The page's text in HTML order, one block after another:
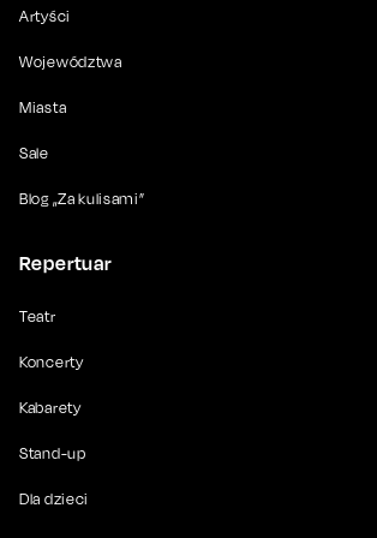
Artyści
Województwa
Miasta
Sale
Blog „Za kulisami”
Repertuar
Teatr
Koncerty
Kabarety
Stand-up
Dla dzieci